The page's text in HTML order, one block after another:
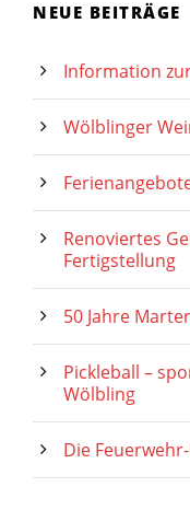
NEUE BEITRÄGE
Information
Wölblinger
Renoviertes
Fertigstellung
50 Jahre
Pickleball –
Wölbling
Die